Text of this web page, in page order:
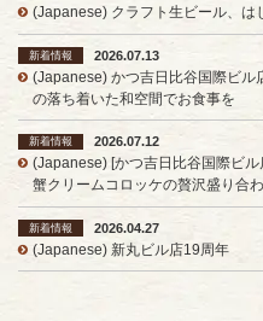
(Japanese) クラフト生ビール、は
新着情報
2026.07.13
(Japanese) かつ吉日比谷国際ビル
の落ち着いた和空間でお食事を
新着情報
2026.07.12
(Japanese) [かつ吉日比谷国際ビ
蟹クリームコロッケの贅沢盛り合
新着情報
2026.04.27
(Japanese) 新丸ビル店19周年